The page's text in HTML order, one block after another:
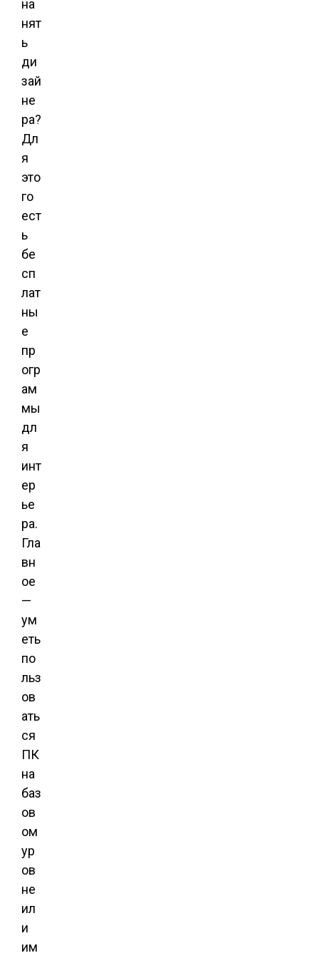
на
нят
ь
ди
зай
не
ра?
Дл
я
это
го
ест
ь
бе
сп
лат
ны
е
пр
огр
ам
мы
дл
я
инт
ер
ье
ра.
Гла
вн
ое
—
ум
еть
по
льз
ов
ать
ся
ПК
на
баз
ов
ом
ур
ов
не
ил
и
им